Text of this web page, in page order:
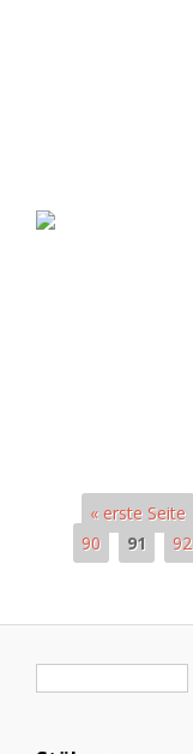
« erste Seite
90
91 92